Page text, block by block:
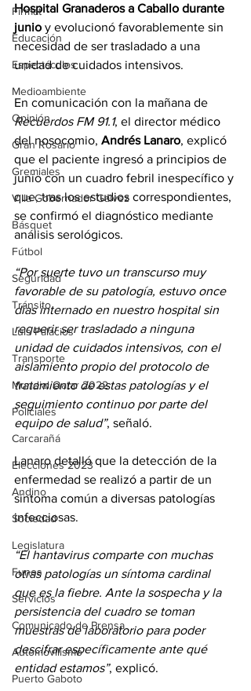
Firmat
Educación
Espectáculos
Medioambiente
Opinión
Gran Rosario
Gremiales
Villa Gobernador Gálvez
Básquet
Fútbol
Seguridad
Tránsito
Luis Palacios
Transporte
Mundial Qatar 2022
Policiales
Carcarañá
Elecciones 2023
Andino
Sociedad
Legislatura
Funes
Servicios
Comunicado de Prensa
Automovilismo
Puerto Gaboto
Hospital Granaderos a Caballo durante
junio y evolucionó favorablemente sin
necesidad de ser trasladado a una
unidad de cuidados intensivos.
En comunicación con la mañana de
Recuerdos FM 91.1, el director médico
del nosocomio, Andrés Lanaro, explicó
que el paciente ingresó a principios de
junio con un cuadro febril inespecífico y
que, tras los estudios correspondientes,
se confirmó el diagnóstico mediante
análisis serológicos.
“Por suerte tuvo un transcurso muy
favorable de su patología, estuvo once
días internado en nuestro hospital sin
requerir ser trasladado a ninguna
unidad de cuidados intensivos, con el
aislamiento propio del protocolo de
tratamiento de estas patologías y el
seguimiento continuo por parte del
equipo de salud”, señaló.
Lanaro detalló que la detección de la
enfermedad se realizó a partir de un
síntoma común a diversas patologías
infecciosas.
“El hantavirus comparte con muchas
otras patologías un síntoma cardinal
que es la fiebre. Ante la sospecha y la
persistencia del cuadro se toman
muestras de laboratorio para poder
descifrar específicamente ante qué
entidad estamos”, explicó.